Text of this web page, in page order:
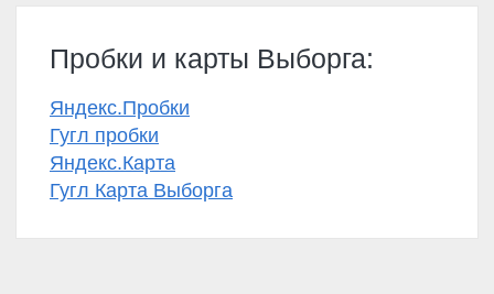
Пробки и карты Выборга:
Яндекс.Пробки
Гугл пробки
Яндекс.Карта
Гугл Карта Выборга